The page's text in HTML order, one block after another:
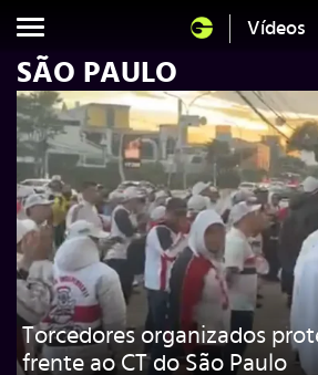
Vídeos
SÃO PAULO
Torcedores organizados
frente ao CT do São Paulo